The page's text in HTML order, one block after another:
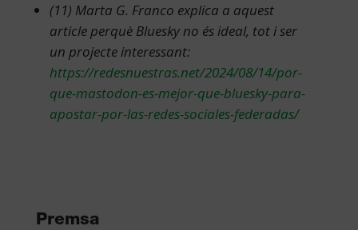
(11) Marta G. Franco explica a aquest
article perquè Bluesky no és ideal, tot i ser
un projecte interessant:
https://redesnuestras.net/2024/08/14/por-
que-mastodon-es-mejor-que-bluesky-para-
apostar-por-las-redes-sociales-federadas/
Premsa